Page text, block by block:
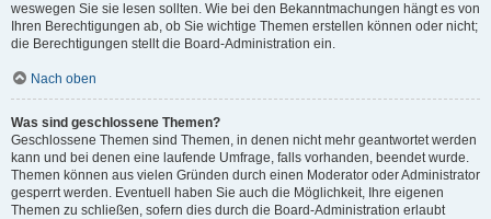
weswegen Sie sie lesen sollten. Wie bei den Bekanntmachungen hängt es von
Ihren Berechtigungen ab, ob Sie wichtige Themen erstellen können oder nicht;
die Berechtigungen stellt die Board-Administration ein.
Nach oben
Was sind geschlossene Themen?
Geschlossene Themen sind Themen, in denen nicht mehr geantwortet werden
kann und bei denen eine laufende Umfrage, falls vorhanden, beendet wurde.
Themen können aus vielen Gründen durch einen Moderator oder Administrator
gesperrt werden. Eventuell haben Sie auch die Möglichkeit, Ihre eigenen
Themen zu schließen, sofern dies durch die Board-Administration erlaubt